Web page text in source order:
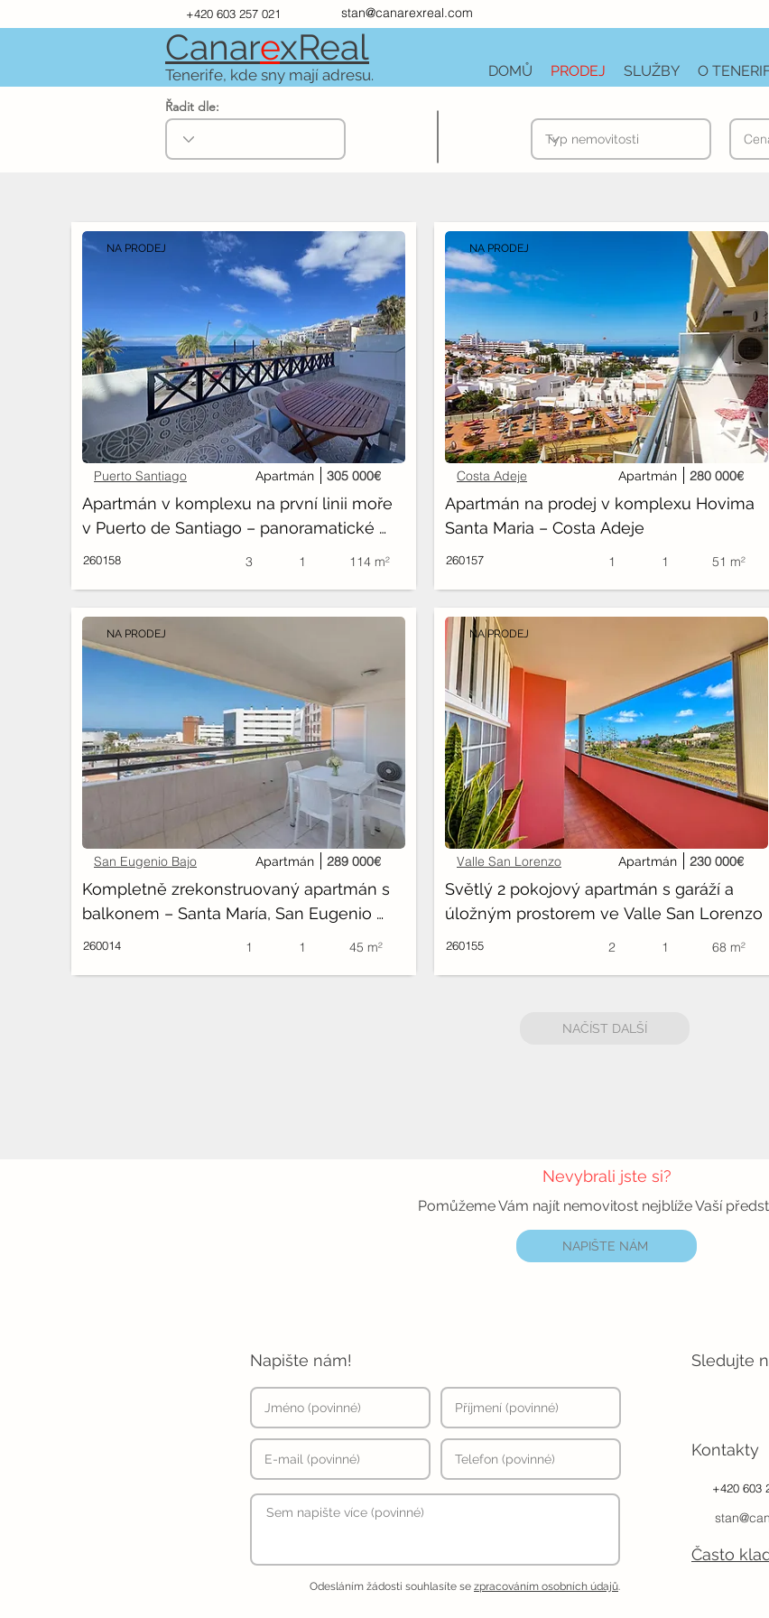
+420 603 257 021 stan@canarexreal.com
CanarexReal
Tenerife, kde sny mají adresu. DOMŮ PRODEJ SLUŽBY O
NA PRODEJ
Puerto Santiago Apartmán 305 000€
Apartmán v komplexu na první linii moře
v Puerto de Santiago – panoramatické
výhledy na oceán
260158 3 1 114 m²
NA PRODEJ
San Eugenio Bajo Apartmán 289 000€
Kompletně zrekonstruovaný apartmán s
balkonem – Santa María, San Eugenio
Bajo
260014 1 1 45 m²
NA PRODEJ
Costa Adeje Apartmán 280 000€
Apartmán na prodej v komplexu Hovima
Santa Maria – Costa Adeje
260157 1 1 51 m²
NA PRODEJ
Valle San Lorenzo Apartmán 230 000€
Světlý 2 pokojový apartmán s garáží a
úložným prostorem ve Valle San Lorenzo
260155 2 1 68 m²
NAČÍST DALŠÍ
Řadit dle:
Nevybrali jste si?
Pomůžeme Vám najít nemovitost nejblíže Vaší
NAPIŠTE NÁM
Napište nám! Sledujte
Kontakty
+420 603
Odesláním žádosti souhlasíte se zpracováním osobních údajů.
Často